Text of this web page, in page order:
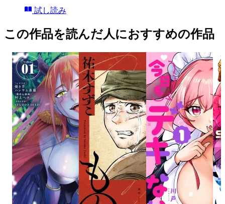
試し読み
この作品を読んだ人におすすめの作品